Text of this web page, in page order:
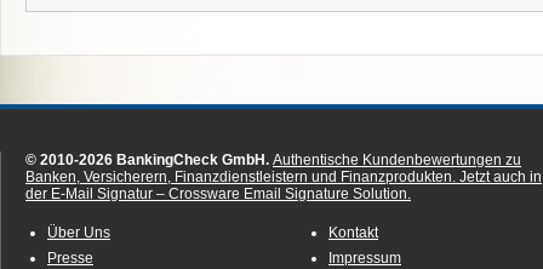
© 2010-2026 BankingCheck GmbH. Authentische Kundenbewertungen zu
Banken, Versicherern, Finanzdienstleistern und Finanzprodukten. Jetzt auch in
der E-Mail Signatur – Crossware Email Signature Solution.
Über Uns
Presse
Kontakt
Impressum